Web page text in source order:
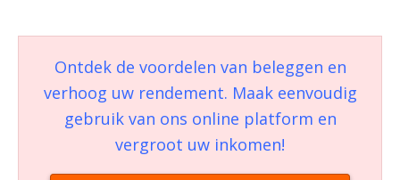
Ontdek de voordelen van beleggen en
verhoog uw rendement. Maak eenvoudig
gebruik van ons online platform en
vergroot uw inkomen!